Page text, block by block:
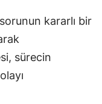
kararlı bir
sürecin